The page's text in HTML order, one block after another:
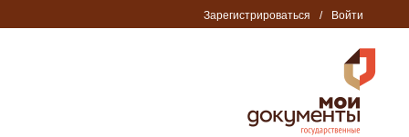
Зарегистрироваться / Войти